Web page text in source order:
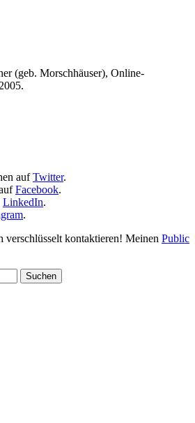
(geb. Morschhäuser), Online-
aufTwitter.
Facebook.
LinkedIn.
.
verschlüsselt kontaktieren! Meinen Public